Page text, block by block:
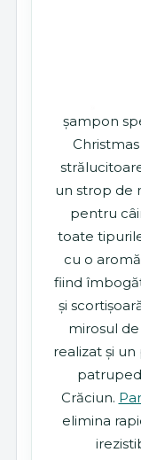
șampon
un strop de
pentru
toate
cu o
fiind
și
mirosul
realizat și
Crăciun.
elimina